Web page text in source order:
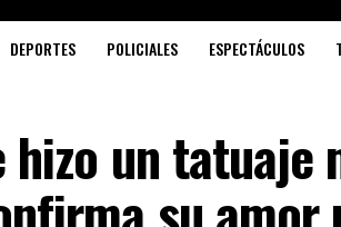
DEPORTES POLICIALES ESPECTÁCULOS
hizo un tatuaje